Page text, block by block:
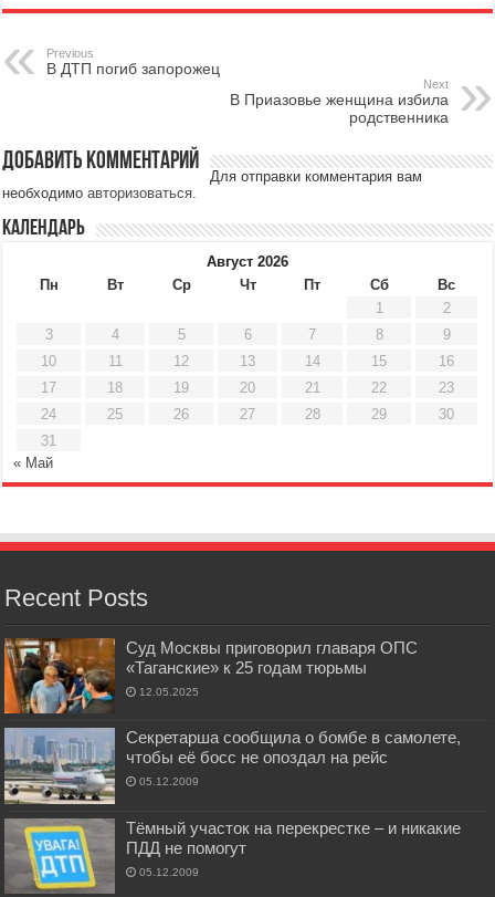
Previous
В ДТП погиб запорожец
Next
В Приазовье женщина избила
родственника
Добавить комментарий
Для отправки комментария вам
необходимоавторизоваться.
Календарь
Август 2026
Пн
Вт Ср Чт Пт Сб
Вс
1
2
3
4 5 6 7 8
9
10
11 12 13 14 15
16
17
18 19 20 21 22
23
24
25 26 27 28 29
30
31
« Май
Recent Posts
Суд Москвы приговорил главаря ОПС
«Таганские» к 25 годам тюрьмы
12.05.2025
Секретарша сообщила о бомбе в самолете,
чтобы её босс не опоздал на рейс
05.12.2009
Тёмный участок на перекрестке – и никакие
ПДД не помогут
05.12.2009